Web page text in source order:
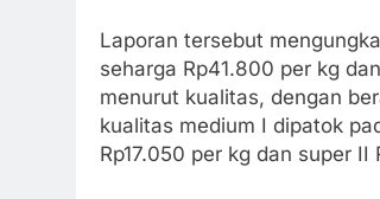
Laporan tersebut
seharga Rp41.800 per kg
menurut kualitas, dengan
kualitas medium I dipatok
Rp17.050 per kg dan super II